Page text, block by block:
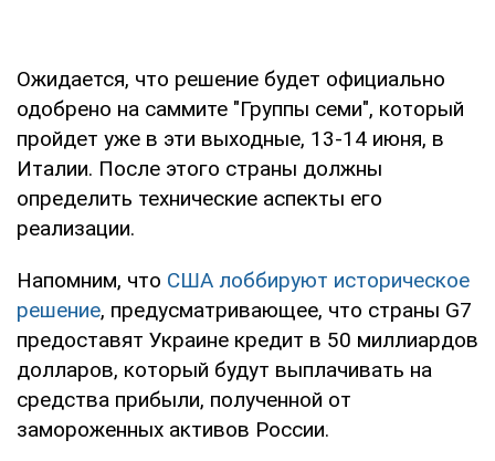
Ожидается, что решение будет официально
одобрено на саммите "Группы семи", который
пройдет уже в эти выходные, 13-14 июня, в
Италии. После этого страны должны
определить технические аспекты его
реализации.
Напомним, что США лоббируют историческое
решение, предусматривающее, что страны G7
предоставят Украине кредит в 50 миллиардов
долларов, который будут выплачивать на
средства прибыли, полученной от
замороженных активов России.